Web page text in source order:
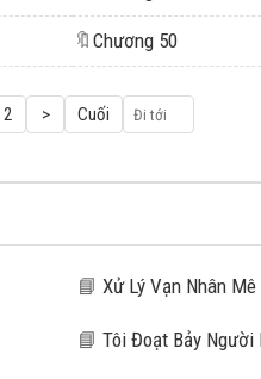
🔖 Chương 50
2 > Cuối
📘 Xử Lý Vạn Nhân
📘 Tôi Đoạt Bảy Người